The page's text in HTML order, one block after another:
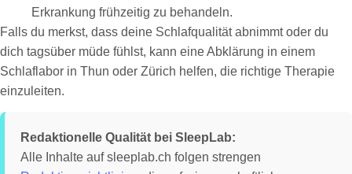
Erkrankung frühzeitig zu behandeln.
Falls du merkst, dass deine Schlafqualität abnimmt oder du
dich tagsüber müde fühlst, kann eine Abklärung in einem
Schlaflabor in Thun oder Zürich helfen, die richtige Therapie
einzuleiten.
Redaktionelle Qualität bei SleepLab:
Alle Inhalte auf sleeplab.ch folgen strengen